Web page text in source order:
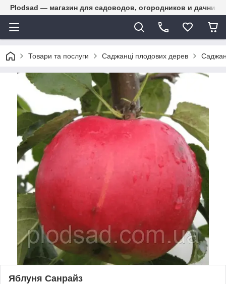
Plodsad — магазин для садоводов, огородников и
Товари та послуги Саджанці плодових дерев
Яблуня Санрайз